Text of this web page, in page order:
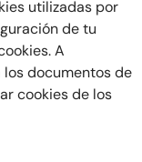
utilizadas por
de tu
A
los documentos de
cookies de los